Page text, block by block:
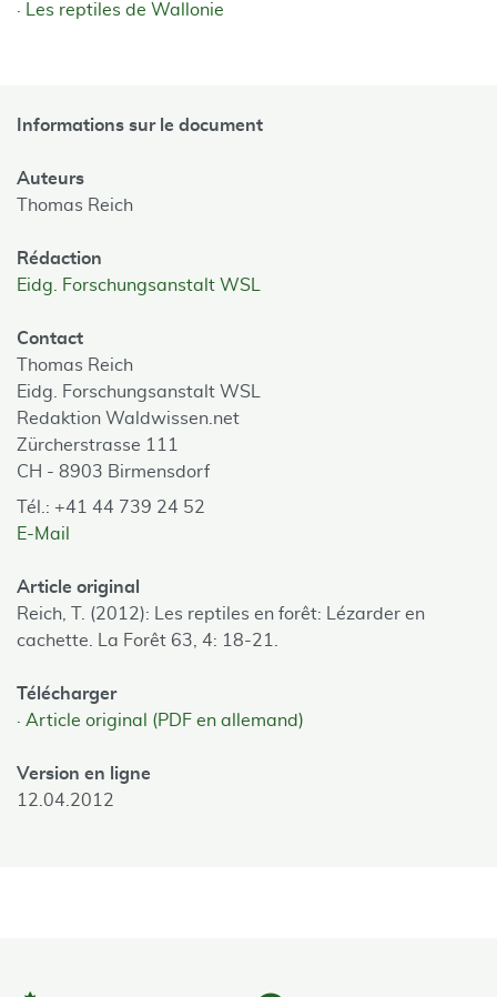
Les reptiles de Wallonie
Informations sur le document
Auteurs
Thomas Reich
Rédaction
Eidg. Forschungsanstalt WSL
Contact
Thomas Reich
Eidg. Forschungsanstalt WSL
Redaktion Waldwissen.net
Zürcherstrasse 111
CH - 8903 Birmensdorf
Tél.: +41 44 739 24 52
E-Mail
Article original
Reich, T. (2012): Les reptiles en forêt: Lézarder en
cachette. La Forêt 63, 4: 18-21.
Télécharger
Article original (PDF en allemand)
Version en ligne
12.04.2012